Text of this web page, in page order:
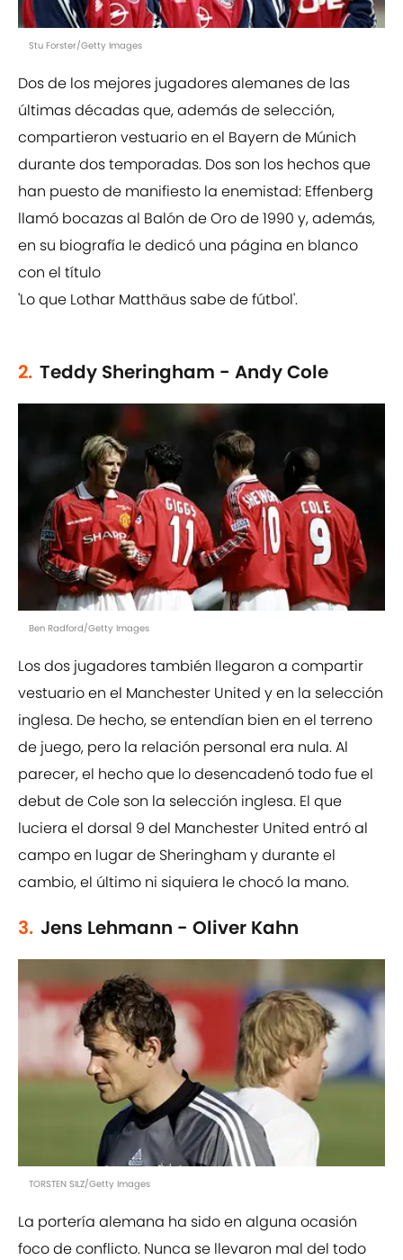
Stu Forster/Getty Images
Dos de los mejores jugadores alemanes de las
últimas décadas que, además de selección,
compartieron vestuario en el Bayern de Múnich
durante dos temporadas. Dos son los hechos que
han puesto de manifiesto la enemistad: Effenberg
llamó bocazas al Balón de Oro de 1990 y, además,
en su biografía le dedicó una página en blanco
con el título
'Lo que Lothar Matthäus sabe de fútbol'.
2. Teddy Sheringham - Andy Cole
Ben Radford/Getty Images
Los dos jugadores también llegaron a compartir
vestuario en el Manchester United y en la selección
inglesa. De hecho, se entendían bien en el terreno
de juego, pero la relación personal era nula. Al
parecer, el hecho que lo desencadenó todo fue el
debut de Cole son la selección inglesa. El que
luciera el dorsal 9 del Manchester United entró al
campo en lugar de Sheringham y durante el
cambio, el último ni siquiera le chocó la mano.
3. Jens Lehmann - Oliver Kahn
TORSTEN SILZ/Getty Images
La portería alemana ha sido en alguna ocasión
foco de conflicto. Nunca se llevaron mal del todo